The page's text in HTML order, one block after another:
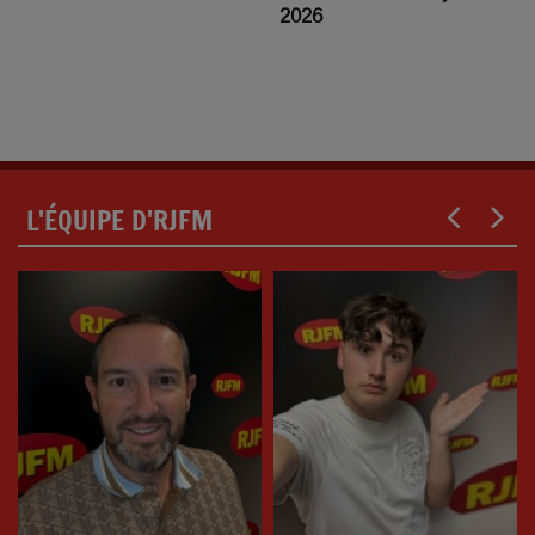
2026
L'ÉQUIPE D'RJFM